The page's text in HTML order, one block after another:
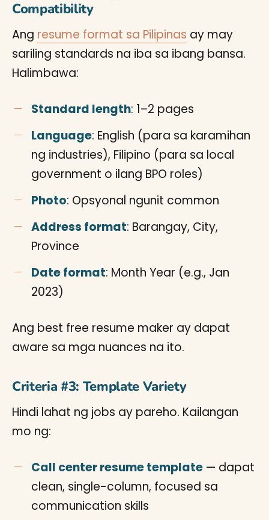
Compatibility
Ang resume format sa Pilipinas ay may
sariling standards na iba sa ibang bansa.
Halimbawa:
Standard length: 1–2 pages
Language: English (para sa karamihan
ng industries), Filipino (para sa local
government o ilang BPO roles)
Photo: Opsyonal ngunit common
Address format: Barangay, City,
Province
Date format: Month Year (e.g., Jan
2023)
Ang best free resume maker ay dapat
aware sa mga nuances na ito.
Criteria #3: Template Variety
Hindi lahat ng jobs ay pareho. Kailangan
mo ng:
Call center resume template — dapat
clean, single-column, focused sa
communication skills